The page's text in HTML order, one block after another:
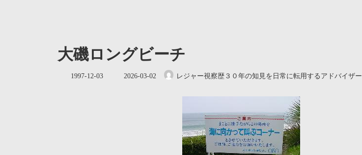
大磯ロングビーチ
1997-12-03
最
2026-03-02 レジャー視察歴３０年の知見を日常に転用するアドバイザー